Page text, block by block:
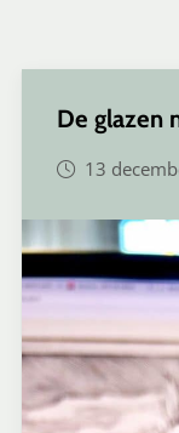
De glazen
13